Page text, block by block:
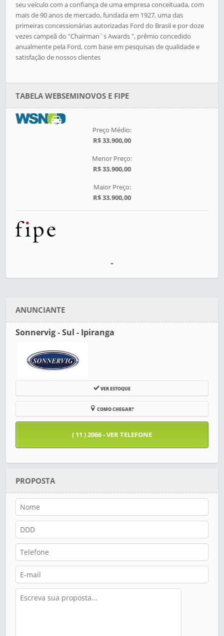
seu veículo com a confiança de uma empresa conceituada, com
mais de 90 anos de mercado, fundada em 1927, uma das
primeiras concessionárias autorizadas Ford do Brasil e por doze
vezes campeã do "Chairman´s Awards ", prêmio concedido
anualmente pela Ford, com base em pesquisas de qualidade e
satisfação de nossos clientes
TABELA WEBSEMINOVOS E FIPE
Preço Médio:
R$ 33.900,00
Menor Preço:
R$ 33.900,00
Maior Preço:
R$ 33.900,00
-
ANUNCIANTE
Sonnervig - Sul - Ipiranga
VER ESTOQUE
COMO CHEGAR?
( 11 ) 2066 - VER TELEFONE
PROPOSTA